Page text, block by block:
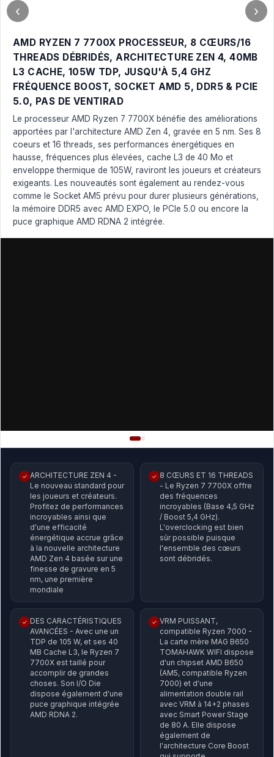
AMD RYZEN 7 7700X PROCESSEUR, 8 CŒURS/16
THREADS DÉBRIDÉS, ARCHITECTURE ZEN 4, 40MB
L3 CACHE, 105W TDP, JUSQU'À 5,4 GHZ
FRÉQUENCE BOOST, SOCKET AMD 5, DDR5 & PCIE
5.0, PAS DE VENTIRAD
Le processeur AMD Ryzen 7 7700X bénéfie des améliorations
apportées par l'architecture AMD Zen 4, gravée en 5 nm. Ses 8
coeurs et 16 threads, ses performances énergétiques en
hausse, fréquences plus élevées, cache L3 de 40 Mo et
enveloppe thermique de 105W, raviront les joueurs et créateurs
exigeants. Les nouveautés sont également au rendez-vous
comme le Socket AM5 prévu pour durer plusieurs générations,
la mémoire DDR5 avec AMD EXPO, le PCIe 5.0 ou encore la
puce graphique AMD RDNA 2 intégrée.
‹ ›
✓ ARCHITECTURE ZEN 4 -
Le nouveau standard pour
les joueurs et créateurs.
Profitez de performances
incroyables ainsi que
d'une efficacité
énergétique accrue grâce
à la nouvelle architecture
AMD Zen 4 basée sur une
finesse de gravure en 5
nm, une première
mondiale
✓ 8 CŒURS ET 16 THREADS
- Le Ryzen 7 7700X offre
des fréquences
incroyables (Base 4,5 GHz
/ Boost 5,4 GHz).
L'overclocking est bien
sûr possible puisque
l'ensemble des cœurs
sont débridés.
✓ DES CARACTÉRISTIQUES
AVANCÉES - Avec une un
TDP de 105 W, et ses 40
MB Cache L3, le Ryzen 7
7700X est taillé pour
accomplir de grandes
choses. Son I/O Die
dispose également d'une
puce graphique intégrée
AMD RDNA 2.
✓ VRM PUISSANT,
compatible Ryzen 7000 -
La carte mère MAG B650
TOMAHAWK WIFI dispose
d'un chipset AMD B650
(AM5, compatible Ryzen
7000) et d'une
alimentation double rail
avec VRM à 14+2 phases
avec Smart Power Stage
de 80 A. Elle dispose
également de
l'architecture Core Boost